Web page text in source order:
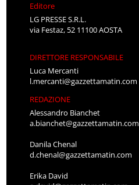
Editore
LG PRESSE S.R.L.
via Festaz, 52 11100 AOSTA
DIRETTORE RESPONSABILE
Luca Mercanti
l.mercanti@gazzettamatin.com
REDAZIONE
Alessandro Bianchet
a.bianchet@gazzettamatin.com
Danila Chenal
d.chenal@gazzettamatin.com
Erika David